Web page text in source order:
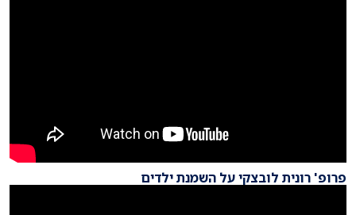
פרופ' רונית לובצקי על השמנת ילדים